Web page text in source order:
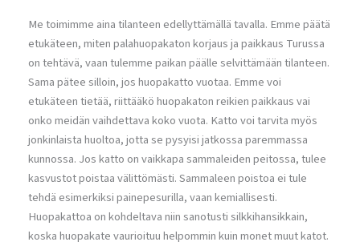
Me toimimme aina tilanteen edellyttämällä tavalla. Emme päätä
etukäteen, miten palahuopakaton korjaus ja paikkaus Turussa
on tehtävä, vaan tulemme paikan päälle selvittämään tilanteen.
Sama pätee silloin, jos huopakatto vuotaa. Emme voi
etukäteen tietää, riittääkö huopakaton reikien paikkaus vai
onko meidän vaihdettava koko vuota. Katto voi tarvita myös
jonkinlaista huoltoa, jotta se pysyisi jatkossa paremmassa
kunnossa. Jos katto on vaikkapa sammaleiden peitossa, tulee
kasvustot poistaa välittömästi. Sammaleen poistoa ei tule
tehdä esimerkiksi painepesurilla, vaan kemiallisesti.
Huopakattoa on kohdeltava niin sanotusti silkkihansikkain,
koska huopakate vaurioituu helpommin kuin monet muut katot.